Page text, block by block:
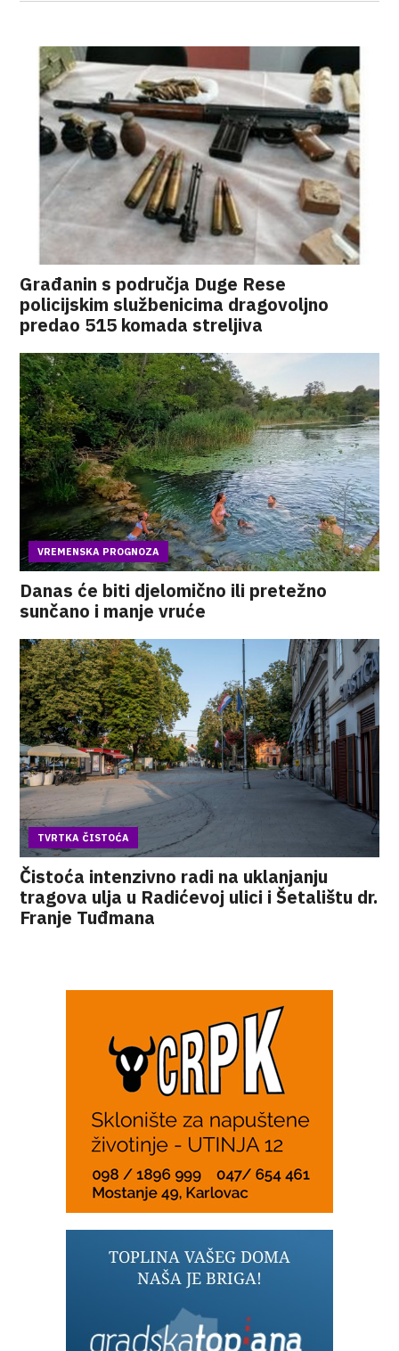
Građanin s područja Duge Rese
policijskim službenicima dragovoljno
predao 515 komada streljiva
VREMENSKA PROGNOZA
Danas će biti djelomično ili pretežno
sunčano i manje vruće
TVRTKA ČISTOĆA
Čistoća intenzivno radi na uklanjanju
tragova ulja u Radićevoj ulici i Šetalištu dr.
Franje Tuđmana